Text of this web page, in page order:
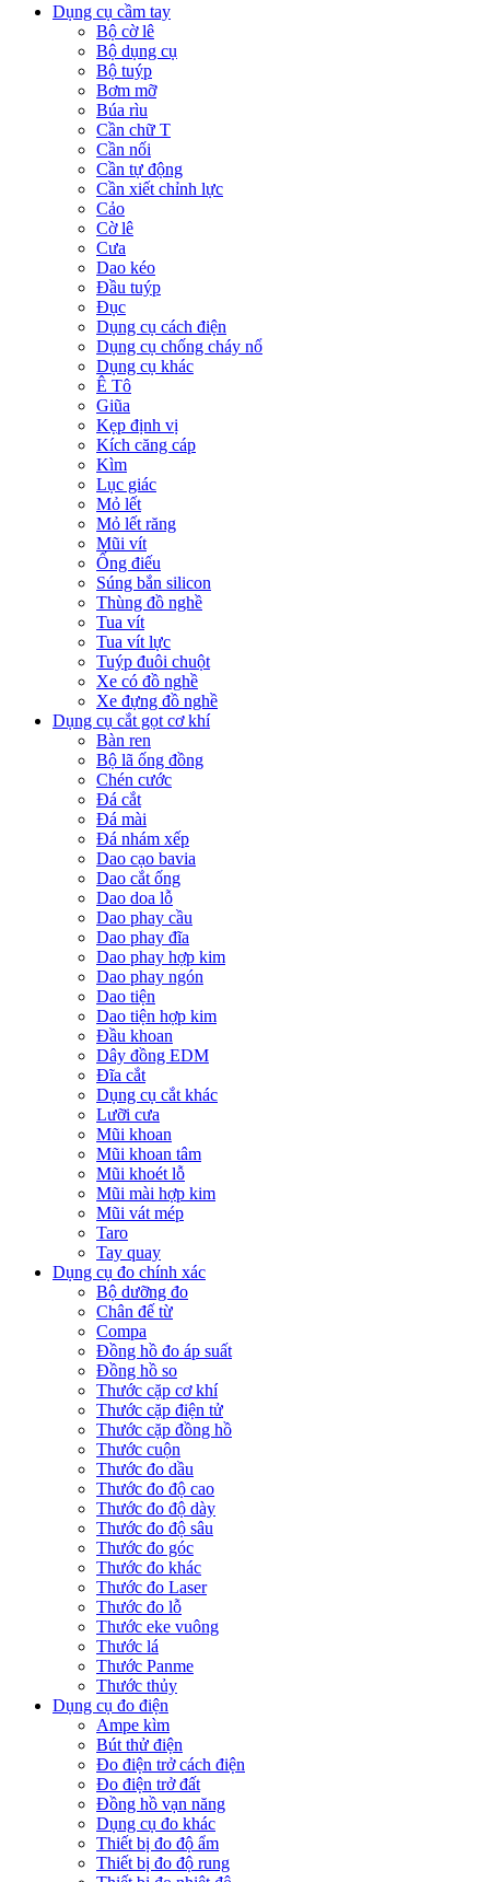
Dụng cụ cầm tay
Bộ cờ lê
Bộ dụng cụ
Bộ tuýp
Bơm mỡ
Búa rìu
Cần chữ T
Cần nối
Cần tự động
Cần xiết chỉnh lực
Cảo
Cờ lê
Cưa
Dao kéo
Đầu tuýp
Đục
Dụng cụ cách điện
Dụng cụ chống cháy nổ
Dụng cụ khác
Ê Tô
Giũa
Kẹp định vị
Kích căng cáp
Kìm
Lục giác
Mỏ lết
Mỏ lết răng
Mũi vít
Ống điếu
Súng bắn silicon
Thùng đồ nghề
Tua vít
Tua vít lực
Tuýp đuôi chuột
Xe có đồ nghề
Xe đựng đồ nghề
Dụng cụ cắt gọt cơ khí
Bàn ren
Bộ lã ống đồng
Chén cước
Đá cắt
Đá mài
Đá nhám xếp
Dao cạo bavia
Dao cắt ống
Dao doa lỗ
Dao phay cầu
Dao phay đĩa
Dao phay hợp kim
Dao phay ngón
Dao tiện
Dao tiện hợp kim
Đầu khoan
Dây đồng EDM
Đĩa cắt
Dụng cụ cắt khác
Lưỡi cưa
Mũi khoan
Mũi khoan tâm
Mũi khoét lỗ
Mũi mài hợp kim
Mũi vát mép
Taro
Tay quay
Dụng cụ đo chính xác
Bộ dưỡng đo
Chân đế từ
Compa
Đồng hồ đo áp suất
Đồng hồ so
Thước cặp cơ khí
Thước cặp điện tử
Thước cặp đồng hồ
Thước cuộn
Thước đo dầu
Thước đo độ cao
Thước đo độ dày
Thước đo độ sâu
Thước đo góc
Thước đo khác
Thước đo Laser
Thước đo lỗ
Thước eke vuông
Thước lá
Thước Panme
Thước thủy
Dụng cụ đo điện
Ampe kìm
Bút thử điện
Đo điện trở cách điện
Đo điện trở đất
Đồng hồ vạn năng
Dụng cụ đo khác
Thiết bị đo độ ẩm
Thiết bị đo độ rung